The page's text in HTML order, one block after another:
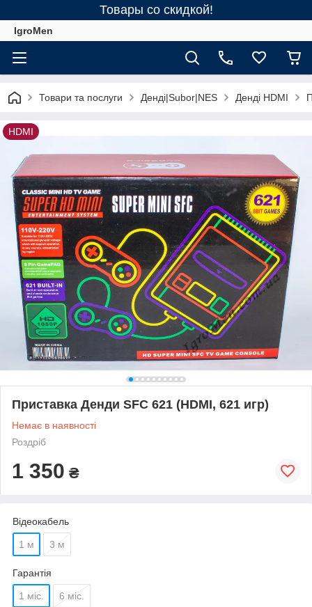
Товары со скидкой!
IgroMen
Товари та послуги Денді|Subor|NES Денді HDMI
HDMI
Приставка Денди SFC 621 (HDMI, 621 игр)
Немає в наявності
Роздріб
1 350 ₴
Відеокабель
1 м 3 м
Гарантія
1 міс. 6 міс.